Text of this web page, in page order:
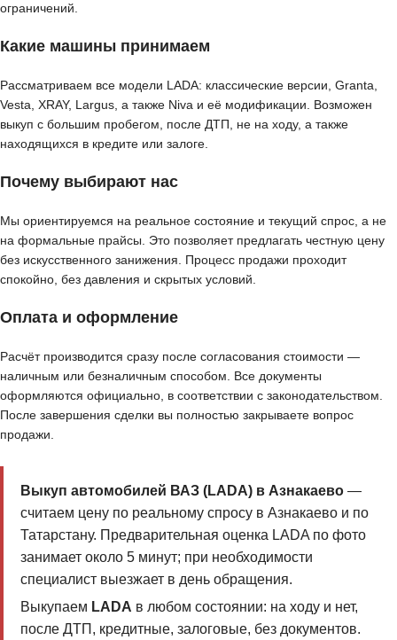
ограничений.
Какие машины принимаем
Рассматриваем все модели LADA: классические версии, Granta,
Vesta, XRAY, Largus, а также Niva и её модификации. Возможен
выкуп с большим пробегом, после ДТП, не на ходу, а также
находящихся в кредите или залоге.
Почему выбирают нас
Мы ориентируемся на реальное состояние и текущий спрос, а не
на формальные прайсы. Это позволяет предлагать честную цену
без искусственного занижения. Процесс продажи проходит
спокойно, без давления и скрытых условий.
Оплата и оформление
Расчёт производится сразу после согласования стоимости —
наличным или безналичным способом. Все документы
оформляются официально, в соответствии с законодательством.
После завершения сделки вы полностью закрываете вопрос
продажи.
Выкуп автомобилей ВАЗ (LADA) в Азнакаево—
считаем цену по реальному спросу в Азнакаево и по
Татарстану. Предварительная оценка LADA по фото
занимает около 5 минут; при необходимости
специалист выезжает в день обращения.
Выкупаем LADA в любом состоянии: на ходу и нет,
после ДТП, кредитные, залоговые, без документов.